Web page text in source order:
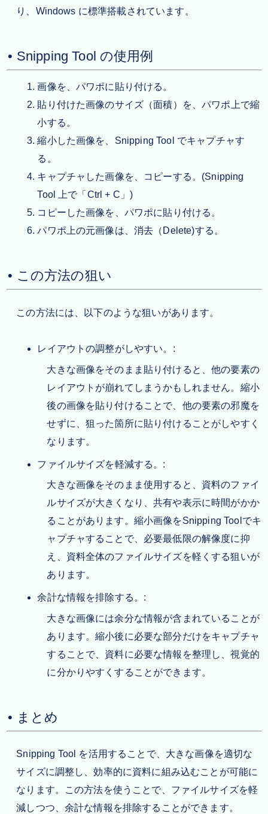
り、Windows に標準搭載されています。
• Snipping Tool の使用例
画像を、パワポに貼り付ける。
貼り付けた画像のサイズ（面積）を、パワポ上で縮
小する。
縮小した画像を、Snipping Tool でキャプチャす
る。
キャプチャした画像を、コピーする。(Snipping
Tool 上で「Ctrl + C」)
コピーした画像を、パワポに貼り付ける。
パワポ上の元画像は、消去（Delete)する。
• この方法の狙い
この方法には、以下のような狙いがあります。
レイアウトの調整がしやすい。:
大きな画像をそのまま貼り付けると、他の要素の
レイアウトが崩れてしまうかもしれません。縮小
後の画像を貼り付けることで、他の要素の邪魔を
せずに、狙った箇所に貼り付けることがしやすく
なります。
ファイルサイズを軽減する。:
大きな画像をそのまま使用すると、資料のファイ
ルサイズが大きくなり、共有や表示に時間がかか
ることがあります。縮小画像をSnipping Toolでキ
ャプチャすることで、必要最低限の解像度に抑
え、資料全体のファイルサイズを軽くする狙いが
あります。
余計な情報を排除する。:
大きな画像には余分な情報が含まれていることが
あります。縮小後に必要な部分だけをキャプチャ
することで、資料に必要な情報を整理し、視覚的
に分かりやすくすることができます。
• まとめ
Snipping Tool を活用することで、大きな画像を適切な
サイズに調整し、効率的に資料に組み込むことが可能に
なります。この方法を使うことで、ファイルサイズを軽
減しつつ、余計な情報を排除することができます。